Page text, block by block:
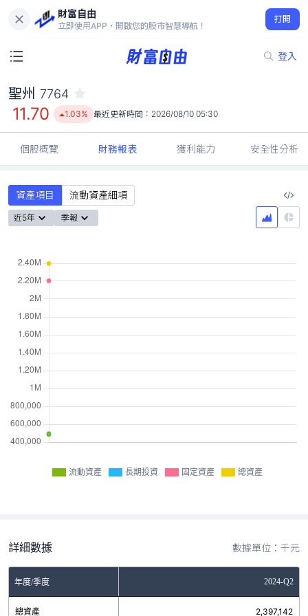
財富自由
立即使用APP，開啟您的股市智慧導航！
打開
登入
11.70
1.03%
聖州 7764
11.70 1.03% 最近更新時間： 2026/08/10 05:30
個股概覽 財務報表 獲利能力 安全性分析
資產項目 流動資產細項
近5年 季報
流動資產 長期投資 固定資產 總資產
詳細數據 數據單位：千元
年度/季度 2024-Q2
總資產 2,397,142